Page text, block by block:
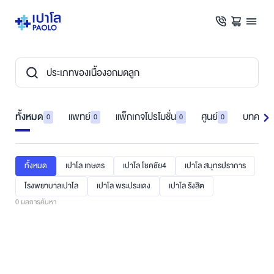
ทั้งหมด 0 แพทย์ 0 แพ็กเกจโปรโมชั่น 0 ศูนย์ 0 บทควา
ทั้งหมด เปาโล เกษตร เปาโล โชคชัย4
เปาโล สมุทรปราการ
โรงพยาบาลเปาโล
เปาโล พระประแดง เปาโล รังสิต
0ผลการค้นหา